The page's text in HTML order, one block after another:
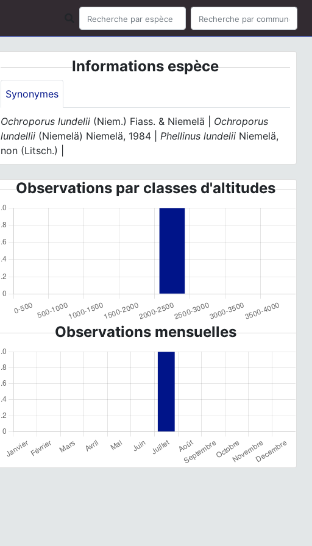
Informations espèce
Synonymes
Ochroporus lundelii (Niem.) Fiass. & Niemelä | Ochroporus
lundellii (Niemelä) Niemelä, 1984 |Phellinus lundelii Niemelä,
non (Litsch.) |
Observations par classes d'altitudes
Observations mensuelles